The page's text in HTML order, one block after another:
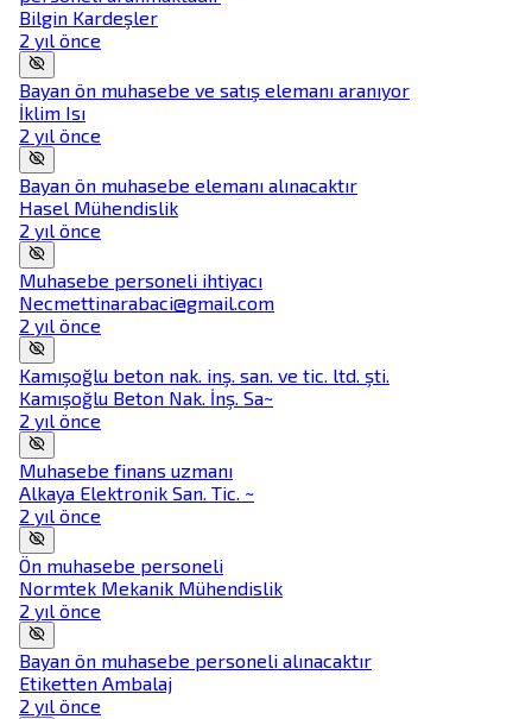
Bilgin Kardeşler
2 yıl önce
Bayan ön muhasebe ve satış elemanı aranıyor
İklim Isı
2 yıl önce
Bayan ön muhasebe elemanı alınacaktır
Hasel Mühendislik
2 yıl önce
Muhasebe personeli ihtiyacı
Necmettinarabaci@gmail.com
2 yıl önce
Kamışoğlu beton nak. inş. san. ve tic. ltd. şti.
Kamışoğlu Beton Nak. İnş. Sa~
2 yıl önce
Muhasebe finans uzmanı
Alkaya Elektronik San. Tic. ~
2 yıl önce
Ön muhasebe personeli
Normtek Mekanik Mühendislik
2 yıl önce
Bayan ön muhasebe personeli alınacaktır
Etiketten Ambalaj
2 yıl önce